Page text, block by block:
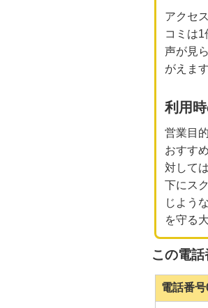
アクセ
コミは
声が見
がえます
利用
営業目
おすす
対して
下にス
じよう
を守る
この電
電話番